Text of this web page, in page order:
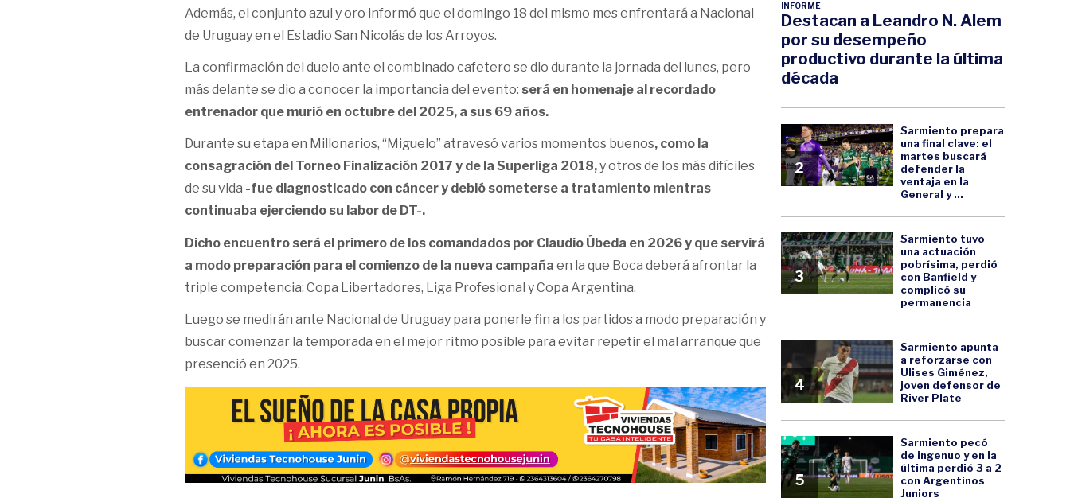
Además, el conjunto azul y oro informó que el domingo 18 del mismo mes enfrentará a Nacional
de Uruguay en el Estadio San Nicolás de los Arroyos.
La confirmación del duelo ante el combinado cafetero se dio durante la jornada del lunes, pero
más delante se dio a conocer la importancia del evento: será en homenaje al recordado
entrenador que murió en octubre del 2025, a sus 69 años.
Durante su etapa en Millonarios, “Miguelo” atravesó varios momentos buenos, como la
consagración del Torneo Finalización 2017 y de la Superliga 2018,y otros de los más difíciles
de su vida -fue diagnosticado con cáncer y debió someterse a tratamiento mientras
continuaba ejerciendo su labor de DT-.
Dicho encuentro será el primero de los comandados por Claudio Úbeda en 2026 y que servirá
a modo preparación para el comienzo de la nueva campaña en la que Boca deberá afrontar la
triple competencia: Copa Libertadores, Liga Profesional y Copa Argentina.
Luego se medirán ante Nacional de Uruguay para ponerle fin a los partidos a modo preparación y
buscar comenzar la temporada en el mejor ritmo posible para evitar repetir el mal arranque que
presenció en 2025.
INFORME
Destacan a Leandro N. Alem
por su desempeño
productivo durante la última
década
2
Sarmiento prepara
una final clave: el
martes buscará
defender la
ventaja en la
General y ...
3
Sarmiento tuvo
una actuación
pobrísima, perdió
con Banfield y
complicó su
permanencia
4
Sarmiento apunta
a reforzarse con
Ulises Giménez,
joven defensor de
River Plate
5
Sarmiento pecó
de ingenuo y en la
última perdió 3 a 2
con Argentinos
Juniors